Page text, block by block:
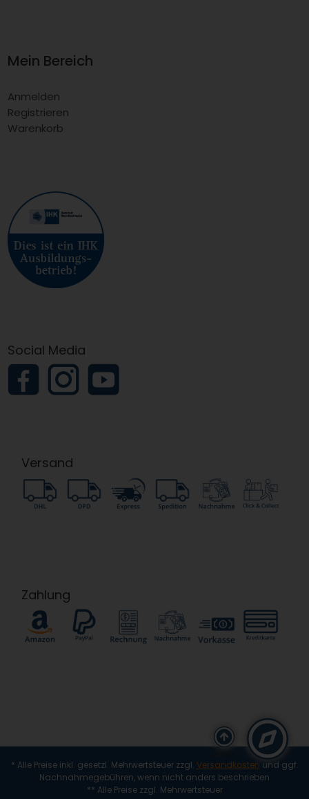
Mein Bereich
Anmelden
Registrieren
Warenkorb
Social Media
Versand
Zahlung
* Alle Preise inkl. gesetzl. Mehrwertsteuer zzgl. Versandkosten und ggf.
Nachnahmegebühren, wenn nicht anders beschrieben
** Alle Preise zzgl. Mehrwertsteuer